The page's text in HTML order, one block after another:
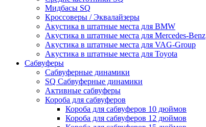
Мидбасы SQ
Кроссоверы / Эквалайзеры
Акустика в штатные места для BMW
Акустика в штатные места для Mercedes-Benz
Акустика в штатные места для VAG-Group
Акустика в штатные места для Toyota
Сабвуферы
Сабвуферные динамики
SQ Сабвуферные динамики
Активные сабвуферы
Короба для сабвуферов
Короба для сабвуферов 10 дюймов
Короба для сабвуферов 12 дюймов